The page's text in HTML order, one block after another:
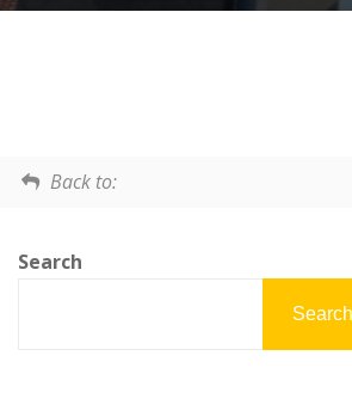
Back to:
Search
Search